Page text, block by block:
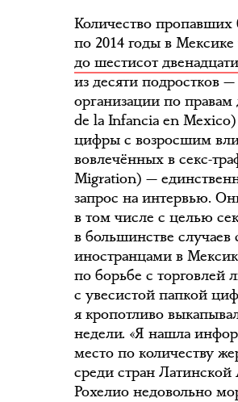
Количество пропавших
по 2014 годы в
до шестисот
из десяти подростков
организации по
de la Infancia en
цифры с возросшим
вовлечённых в секс-
Migration) —
запрос на интервью.
в том числе с целью
в большинстве
иностранцами в
по борьбе с
с увесистой папкой
я кропотливо
недели. «Я нашла
место по количеству
среди стран
Рохелио недовольно